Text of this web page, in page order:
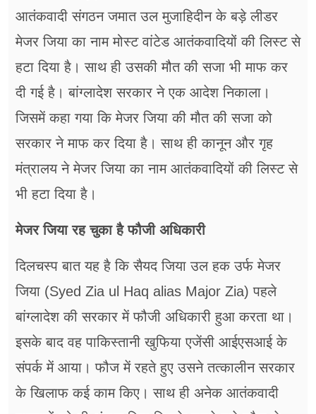
आतंकवादी संगठन जमात उल मुजाहिदीन के बड़े लीडर
मेजर जिया का नाम मोस्ट वांटेड आतंकवादियों की लिस्ट से
हटा दिया है। साथ ही उसकी मौत की सजा भी माफ कर
दी गई है। बांग्लादेश सरकार ने एक आदेश निकाला।
जिसमें कहा गया कि मेजर जिया की मौत की सजा को
सरकार ने माफ कर दिया है। साथ ही कानून और गृह
मंत्रालय ने मेजर जिया का नाम आतंकवादियों की लिस्ट से
भी हटा दिया है।
मेजर जिया रह चुका है फौजी अधिकारी
दिलचस्प बात यह है कि सैयद जिया उल हक उर्फ मेजर
जिया (Syed Zia ul Haq alias Major Zia) पहले
बांग्लादेश की सरकार में फौजी अधिकारी हुआ करता था।
इसके बाद वह पाकिस्तानी खुफिया एजेंसी आईएसआई के
संपर्क में आया। फौज में रहते हुए उसने तत्कालीन सरकार
के खिलाफ कई काम किए। साथ ही अनेक आतंकवादी